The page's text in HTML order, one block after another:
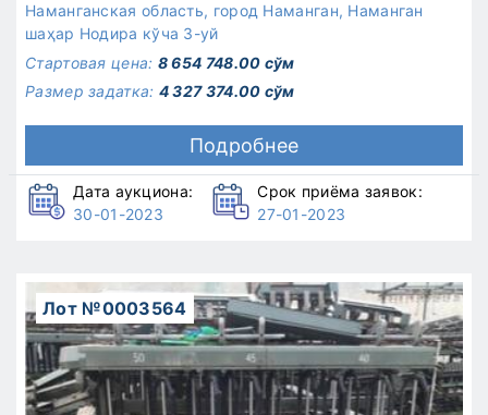
Наманганская область, город Наманган, Наманган
шаҳар Нодира кўча 3-уй
Стартовая цена: 8 654 748.00 сўм
Размер задатка: 4 327 374.00 сўм
Подробнее
Дата аукциона:
30-01-2023
Срок приёма заявок:
27-01-2023
Лот №0003564